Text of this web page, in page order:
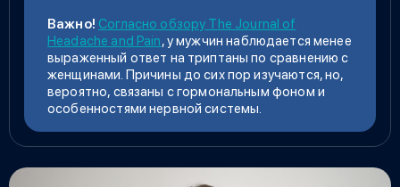
Важно! Согласно обзору The Journal of
Headache and Pain, у мужчин наблюдается менее
выраженный ответ на триптаны по сравнению с
женщинами. Причины до сих пор изучаются, но,
вероятно, связаны с гормональным фоном и
особенностями нервной системы.